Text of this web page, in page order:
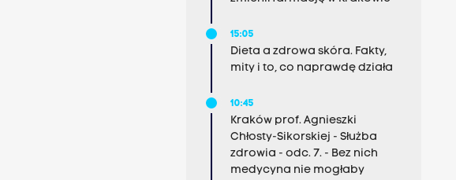
15:05
Dieta a zdrowa skóra. Fakty,
mity i to, co naprawdę działa
10:45
Kraków prof. Agnieszki
Chłosty-Sikorskiej - Służba
zdrowia - odc. 7. - Bez nich
medycyna nie mogłaby